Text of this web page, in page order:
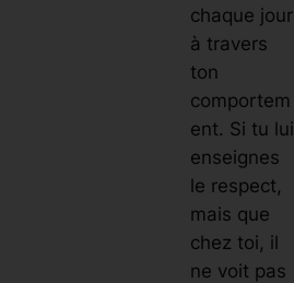
chaque jour
à travers
ton
comportem
ent. Si tu lui
enseignes
le respect,
mais que
chez toi, il
ne voit pas